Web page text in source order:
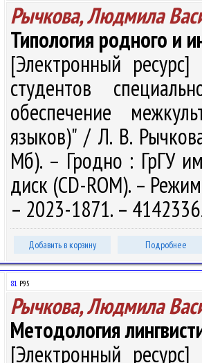
Рычкова, Людмила
Типология родного и
[Электронный
студентов
обеспечение
языков)" / Л. В.
Мб). – Гродно : ГрГУ
диск (CD-ROM). –
– 2023-1871. –
Добавить в корзину Подробнее
81 Р95
Рычкова, Людмила
Методология
[Электронный